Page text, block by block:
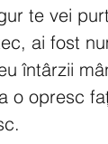
te vei
ai fost
întârzii
o opresc